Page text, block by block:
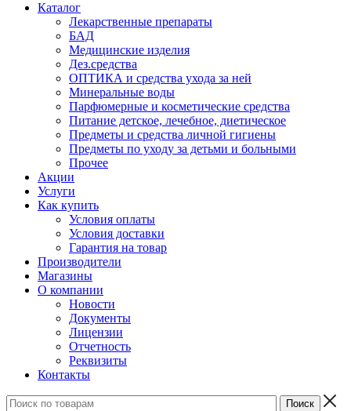
Каталог
Лекарственные препараты
БАД
Медицинские изделия
Дез.средства
ОПТИКА и средства ухода за ней
Минеральные воды
Парфюмерные и косметические средства
Питание детское, лечебное, диетическое
Предметы и средства личной гигиены
Предметы по уходу за детьми и больными
Прочее
Акции
Услуги
Как купить
Условия оплаты
Условия доставки
Гарантия на товар
Производители
Магазины
О компании
Новости
Документы
Лицензии
Отчетность
Реквизиты
Контакты